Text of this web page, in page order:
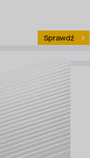
Sprawdź